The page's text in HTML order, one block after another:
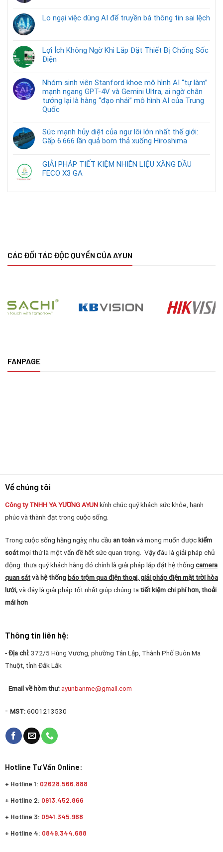
Lo ngại việc dùng AI để truyền bá thông tin sai lệch
Lợi Ích Không Ngờ Khi Lắp Đặt Thiết Bị Chống Sốc
Điện
Nhóm sinh viên Stanford khoe mô hình AI “tự làm”
mạnh ngang GPT-4V và Gemini Ultra, ai ngờ chân
tướng lại là hàng “đạo nhái” mô hình AI của Trung
Quốc
Sức mạnh hủy diệt của ngư lôi lớn nhất thế giới:
Gấp 6.666 lần quả bom thả xuống Hiroshima
GIẢI PHÁP TIẾT KIỆM NHIÊN LIỆU XĂNG DẦU
FECO X3 GA
CÁC ĐỐI TÁC ĐỘC QUYỀN CỦA AYUN
FANPAGE
Về chúng tôi
Công ty TNHH YA YƯƠNG AYUNkính chúc quý khách sức khỏe, hạnh
phúc và thành đạt trong cuộc sống.
Trong cuộc sống hằng ngày, nhu cầu an toànvà mong muốn được kiểm
soátmọi thứ là một vấn đề hết sức quan trọng. Vậy đâu là giải pháp chủ
động: thưa quý khách hàng đó chính là giải pháp lắp đặt hệ thống camera
quan sátvà hệ thống báo trộm qua điện thoại, giải pháp điện mặt trời hòa
lưới, và đây là giải pháp tốt nhất giúp chúng ta tiết kiệm chi phí hơn, thoải
mái hơn
Thông tin liên hệ:
- Địa chỉ:372/5 Hùng Vương, phường Tân Lập, Thành Phố Buôn Ma
Thuột, tỉnh Đắk Lắk
-Email về hòm thư:ayunbanme@gmail.com
- MST:6001213530
Hotline Tư Vấn Online:
+ Hotline 1: 02628.566.888
+ Hotline 2: 0913.452.866
+ Hotline 3: 0941.345.968
+ Hotline 4: 0849.344.688